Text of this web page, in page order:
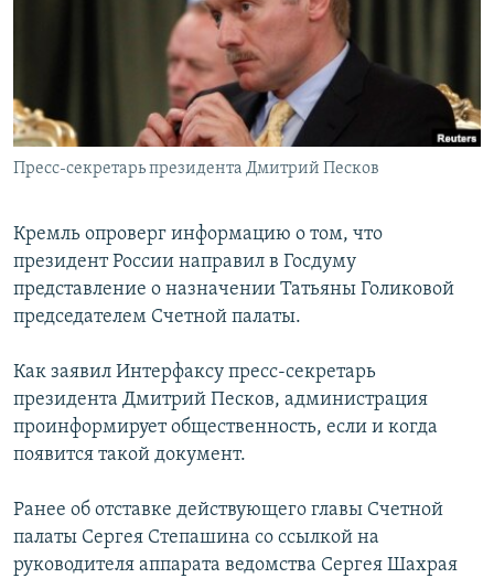
РАСПИСАНИЕ ВЕЩАНИЯ
ПОДПИШИТЕСЬ НА РАССЫЛКУ
СОЦИАЛЬНЫЕ СЕТИ
Все сайты РСЕ/РС
Пресс-секретарь президента Дмитрий Песков
Кремль опроверг информацию о том, что
президент России направил в Госдуму
представление о назначении Татьяны Голиковой
председателем Счетной палаты.
Как заявил Интерфаксу пресс-секретарь
президента Дмитрий Песков, администрация
проинформирует общественность, если и когда
появится такой документ.
Ранее об отставке действующего главы Счетной
палаты Сергея Степашина со ссылкой на
руководителя аппарата ведомства Сергея Шахрая